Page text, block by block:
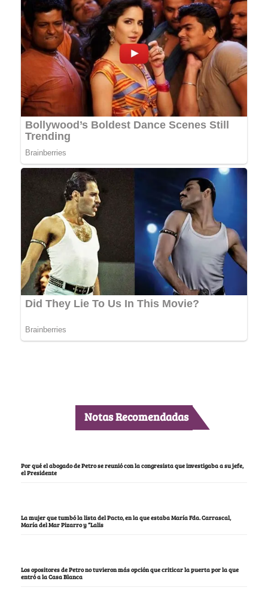
Notas Recomendadas
Por qué el abogado de Petro se reunió con la congresista que investigaba a su jefe,
el Presidente
La mujer que tumbó la lista del Pacto, en la que estaba María Fda. Carrascal,
María del Mar Pizarro y “Lalis
Los opositores de Petro no tuvieron más opción que criticar la puerta por la que
entró a la Casa Blanca